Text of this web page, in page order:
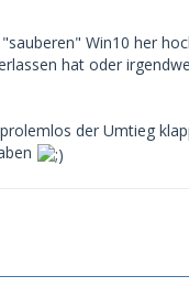
Win10 her
hat oder
der Umtieg